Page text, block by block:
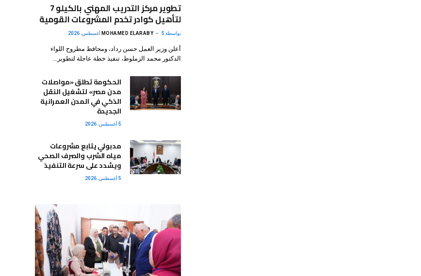
تطوير مركز التدريب المهني بالكيلو 7
لتأهيل كوادر تخدم المشروعات القومية
بواسطة MOHAMED ELARABY 5 أغسطس، 2026
أعلن وزير العمل حسن رداد، ومحافظ مطروح اللواء
الدكتور محمد الزملوط، تنفيذ خطة عاجلة لتطوير…
الحكومة تطلق «مواصلات
مدن مصر» لتشغيل النقل
الذكي في المدن العمرانية
الجديدة
5 أغسطس، 2026
مدبولي يتابع مشروعات
مياه الشرب والصرف الصحي
ويشدد على سرعة التنفيذ
5 أغسطس، 2026